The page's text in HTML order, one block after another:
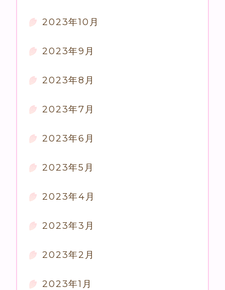
2023年10月
2023年9月
2023年8月
2023年7月
2023年6月
2023年5月
2023年4月
2023年3月
2023年2月
2023年1月